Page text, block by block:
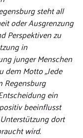
steht all
oder Ausgrenzung
Perspektiven zu
in
junger Menschen
dem Motto „Jede
Regensburg
ein
beeinflusst
dort
wird.